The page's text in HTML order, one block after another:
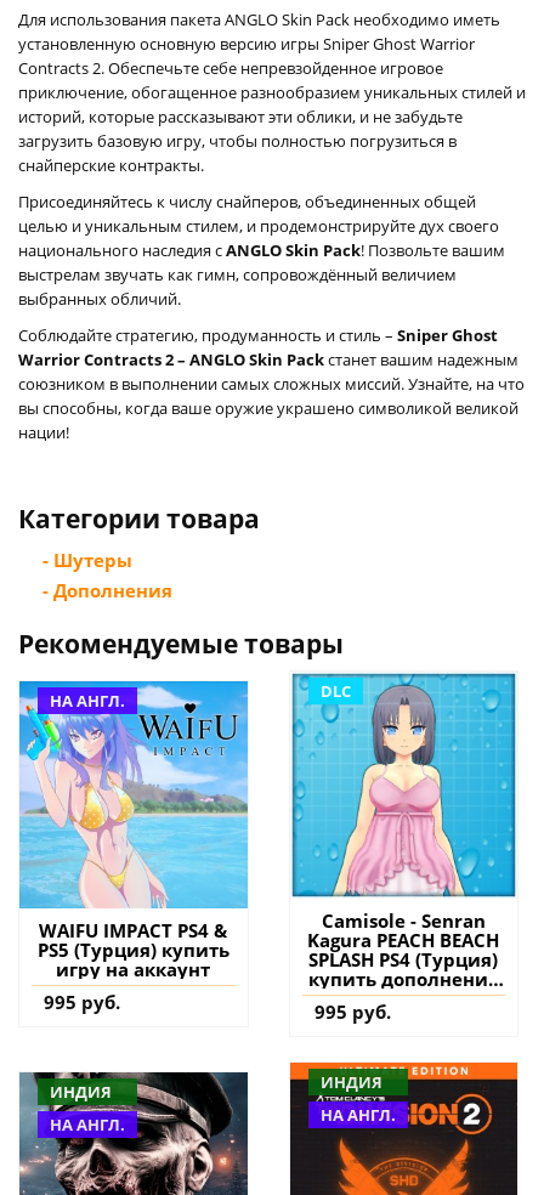
Для использования пакета ANGLO Skin Pack необходимо иметь
установленную основную версию игры Sniper Ghost Warrior
Contracts 2. Обеспечьте себе непревзойденное игровое
приключение, обогащенное разнообразием уникальных стилей и
историй, которые рассказывают эти облики, и не забудьте
загрузить базовую игру, чтобы полностью погрузиться в
снайперские контракты.
Присоединяйтесь к числу снайперов, объединенных общей
целью и уникальным стилем, и продемонстрируйте дух своего
национального наследия сANGLO Skin Pack! Позвольте вашим
выстрелам звучать как гимн, сопровождённый величием
выбранных обличий.
Соблюдайте стратегию, продуманность и стиль – Sniper Ghost
Warrior Contracts 2 – ANGLO Skin Packстанет вашим надежным
союзником в выполнении самых сложных миссий. Узнайте, на что
вы способны, когда ваше оружие украшено символикой великой
нации!
Категории товара
- Шутеры
- Дополнения
Рекомендуемые товары
НА АНГЛ.
WAIFU IMPACT PS4 &
PS5 (Турция) купить
игру на аккаунт
995 руб.
DLC
Camisole - Senran
Kagura PEACH BEACH
SPLASH PS4 (Турция)
купить дополнение
на аккаунт
995 руб.
ИНДИЯ
НА АНГЛ.
ИНДИЯ
НА АНГЛ.